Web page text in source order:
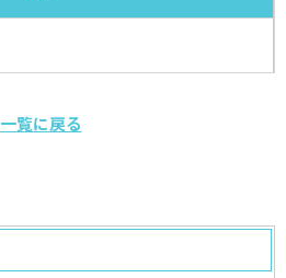
一覧に戻る